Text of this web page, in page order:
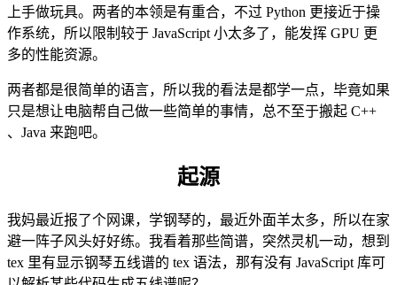
上手做玩具。两者的本领是有重合，不过 Python 更接近于操
作系统，所以限制较于 JavaScript 小太多了，能发挥 GPU 更
多的性能资源。
两者都是很简单的语言，所以我的看法是都学一点，毕竟如果
只是想让电脑帮自己做一些简单的事情，总不至于搬起 C++
、Java 来跑吧。
起源
我妈最近报了个网课，学钢琴的，最近外面羊太多，所以在家
避一阵子风头好好练。我看着那些简谱，突然灵机一动，想到
tex 里有显示钢琴五线谱的 tex 语法，那有没有 JavaScript 库可